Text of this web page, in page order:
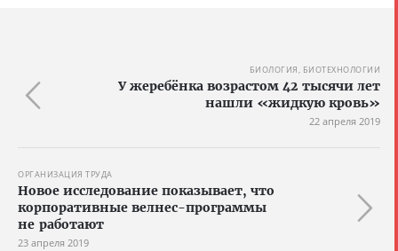
БИОЛОГИЯ, БИОТЕХНОЛОГИИ
У жеребёнка возрастом 42 тысячи лет
нашли «жидкую кровь»
22 апреля 2019
ОРГАНИЗАЦИЯ ТРУДА
Новое исследование показывает, что
корпоративные велнес-программы
не работают
23 апреля 2019